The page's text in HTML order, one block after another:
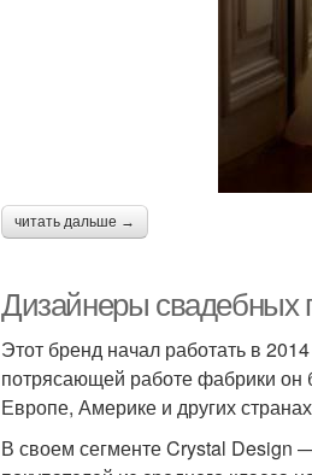
читать дальше →
Дизайнеры свадебных
Этот бренд начал работать в
потрясающей работе фабрики он
Европе, Америке и других
В своем сегменте Crystal Design